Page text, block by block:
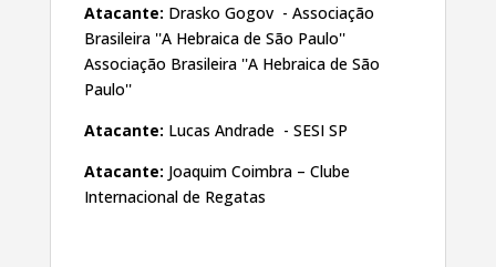
Atacante: Drasko Gogov - Associação
Brasileira ''A Hebraica de São Paulo''
Associação Brasileira ''A Hebraica de São
Paulo''
Atacante: Lucas Andrade - SESI SP
Atacante: Joaquim Coimbra – Clube
Internacional de Regatas